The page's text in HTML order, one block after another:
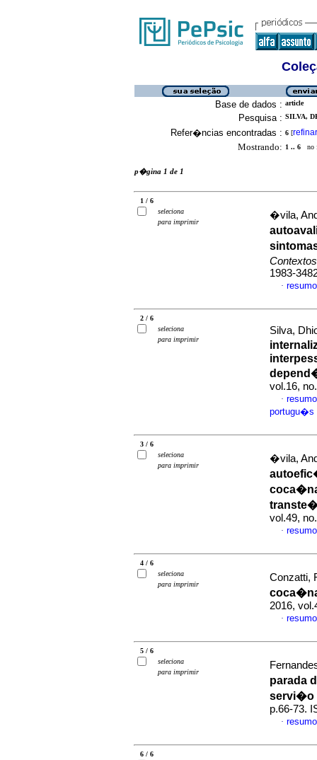
Base de dados : article
Pesquisa : SILVA,
Refer�ncias encontradas : 6 [refinar
Mostrando: 1 .. 6 no
p�gina 1 de 1
1 / 6
seleciona
para imprimir
�vila,
1983-
·
2 / 6
seleciona
para imprimir
Silva,
vol.16,
·
portugu�s
3 / 6
seleciona
para imprimir
�vila,
vol.49,
·
4 / 6
seleciona
para imprimir
Conzatti,
2016,
·
5 / 6
seleciona
para imprimir
parada
servi�o
p.66-73.
·
6 / 6